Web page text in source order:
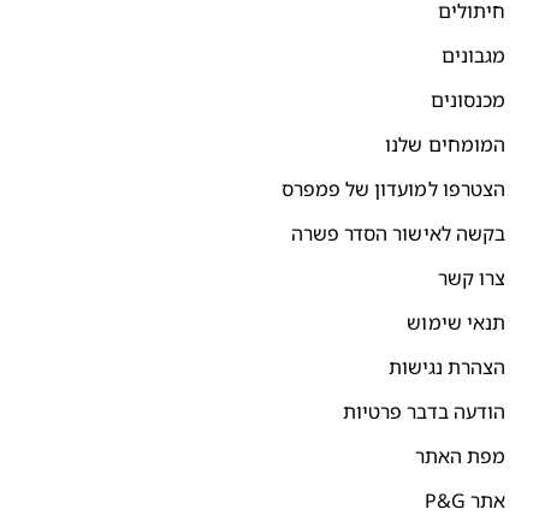
חיתולים
מגבונים
מכנסונים
המומחים שלנו
הצטרפו למועדון של פמפרס
בקשה לאישור הסדר פשרה
צרו קשר
תנאי שימוש
הצהרת נגישות
הודעה בדבר פרטיות
מפת האתר
אתר P&G